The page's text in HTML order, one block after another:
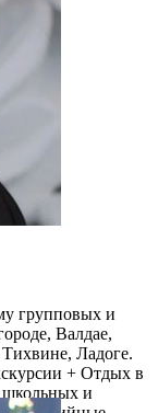
групповых и
Валдае,
Ладоге.
+ Отдых в
школьных и